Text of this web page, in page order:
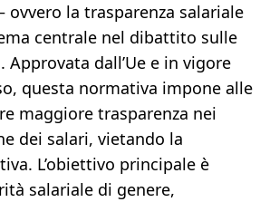
ovvero la trasparenza salariale
centrale nel dibattito sulle
dall’Ue e in vigore
questa normativa impone alle
maggiore trasparenza nei
dei salari, vietando la
L’obiettivo principale è
salariale di genere,